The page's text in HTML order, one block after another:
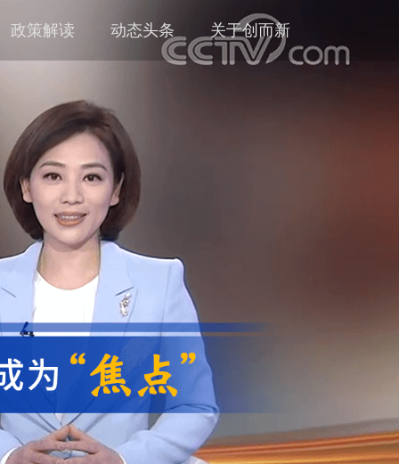
政策解读 动态头条 关于创而新